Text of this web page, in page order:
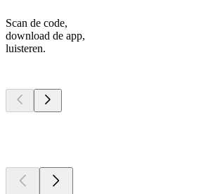
Scan de code,
download de app,
luisteren.